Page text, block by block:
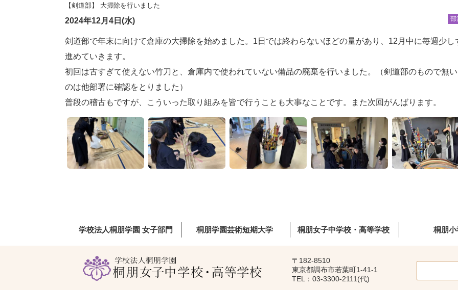
【剣道部】 大掃除を行いました
2024年12月4日(水) 部
剣道部で年末に向けて倉庫の大掃除を始めました。1日では終わらないほどの量があり、12月中に毎週少し
進めていきます。
初回は古すぎて使えない竹刀と、倉庫内で使われていない備品の廃棄を行いました。（剣道部のもので無い
のは他部署に確認をとりました）
普段の稽古もですが、こういった取り組みを皆で行うことも大事なことです。また次回がんばります。
学校法人桐朋学園 女子部門 桐朋学園芸術短期大学 桐朋女子中学校・高等学校 桐朋小
〒182-8510
東京都調布市若葉町1-41-1
TEL：03-3300-2111(代)